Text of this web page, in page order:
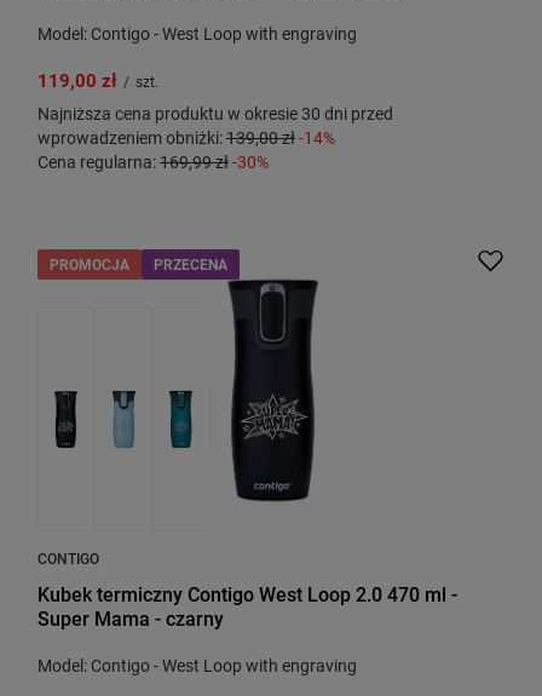
Model: Contigo - West Loop with engraving
119,00 zł / szt.
Najniższa cena produktu w okresie 30 dni przed
wprowadzeniem obniżki:139,00 zł-14%
Cena regularna:169,99 zł-30%
PROMOCJA PRZECENA
CONTIGO
Kubek termiczny Contigo West Loop 2.0 470 ml -
Super Mama - czarny
Model: Contigo - West Loop with engraving